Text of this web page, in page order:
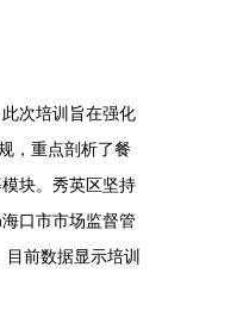
次培训旨在强化
，重点剖析了餐
块。秀英区坚持
口市市场监督管
前数据显示培训